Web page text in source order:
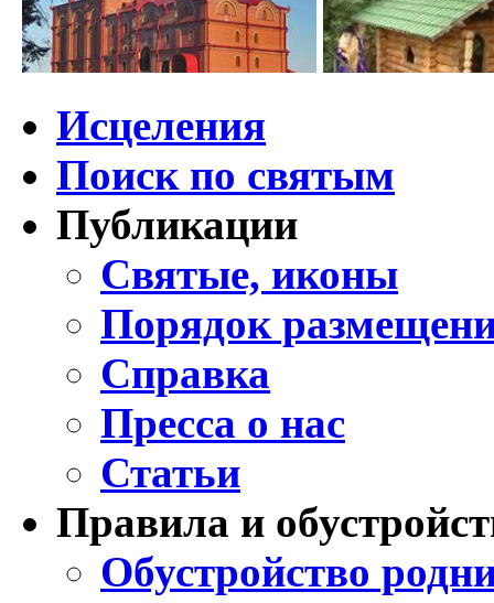
Исцеления
Поиск по святым
Публикации
Святые, иконы
Порядок
Справка
Пресса о нас
Статьи
Правила и
Обустройство